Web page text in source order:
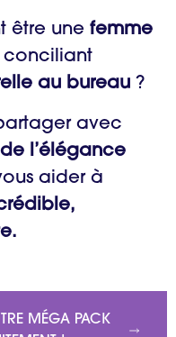
être une femme
conciliant
au bureau ?
avec
l’élégance
aider à
MÉGA PACK